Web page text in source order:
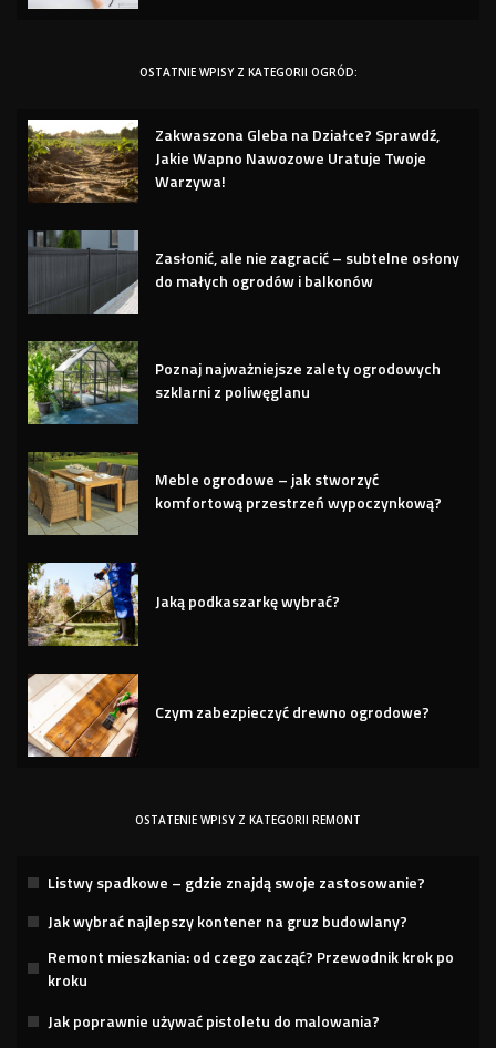
OSTATNIE WPISY Z KATEGORII OGRÓD:
Zakwaszona Gleba na Działce? Sprawdź,
Jakie Wapno Nawozowe Uratuje Twoje
Warzywa!
Zasłonić, ale nie zagracić – subtelne osłony
do małych ogrodów i balkonów
Poznaj najważniejsze zalety ogrodowych
szklarni z poliwęglanu
Meble ogrodowe – jak stworzyć
komfortową przestrzeń wypoczynkową?
Jaką podkaszarkę wybrać?
Czym zabezpieczyć drewno ogrodowe?
OSTATENIE WPISY Z KATEGORII REMONT
Listwy spadkowe – gdzie znajdą swoje zastosowanie?
Jak wybrać najlepszy kontener na gruz budowlany?
Remont mieszkania: od czego zacząć? Przewodnik krok po
kroku
Jak poprawnie używać pistoletu do malowania?